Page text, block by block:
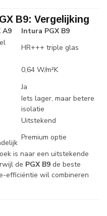
B9: Vergelijking
A9
Intura PGX B9
HR+++ triple glas
0,64 W/m²K
Ja
Iets lager, maar betere
isolatie
Uitstekend
Premium optie
is naar een uitstekende
de PGX B9 de beste
efficiëntie wil combineren